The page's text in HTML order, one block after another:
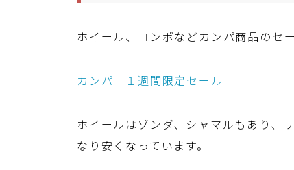
ホイール、コンポなどカンパ商品のセー
カンパ １週間限定セール
ホイールはゾンダ、シャマルもあり、
なり安くなっています。